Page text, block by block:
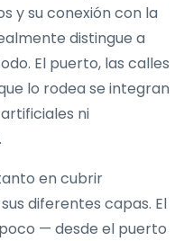
y su conexión con la
distingue a
El puerto, las calles
lo rodea se integran
ni
en cubrir
diferentes capas. El
— desde el puerto